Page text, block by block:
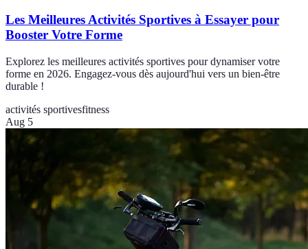
Les Meilleures Activités Sportives à Essayer pour
Booster Votre Forme
Explorez les meilleures activités sportives pour dynamiser votre
forme en 2026. Engagez-vous dès aujourd'hui vers un bien-être
durable !
activités sportivesfitness
Aug 5